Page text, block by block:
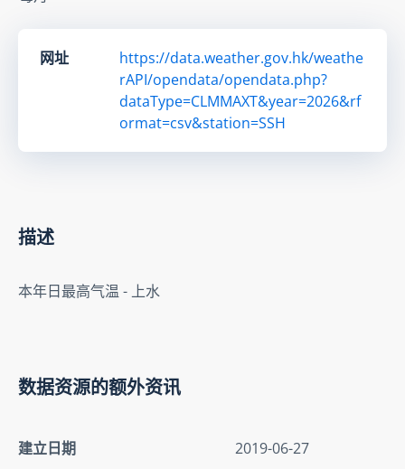
网址
https://data.weather.gov.hk/weathe
rAPI/opendata/opendata.php?
dataType=CLMMAXT&year=2026&rf
ormat=csv&station=SSH
描述
本年日最高气温 - 上水
数据资源的额外资讯
建立日期
2019-06-27